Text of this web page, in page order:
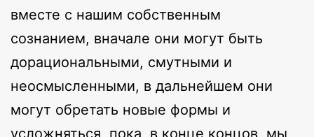
вместе с нашим собственным
сознанием, вначале они могут быть
дорациональными, смутными и
неосмысленными, в дальнейшем они
могут обретать новые формы и
усложняться, пока, в конце концов, мы